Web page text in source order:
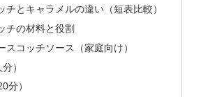
チとキャラメルの違い（短表比較）
チの材料と役割
スコッチソース（家庭向け）
）
分）